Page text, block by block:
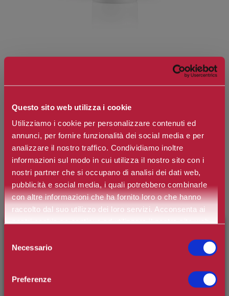
Questo sito web utilizza i cookie
Utilizziamo i cookie per personalizzare contenuti ed
annunci, per fornire funzionalità dei social media e per
analizzare il nostro traffico. Condividiamo inoltre
informazioni sul modo in cui utilizza il nostro sito con i
nostri partner che si occupano di analisi dei dati web,
pubblicità e social media, i quali potrebbero combinarle
con altre informazioni che ha fornito loro o che hanno
raccolto dal suo utilizzo dei loro servizi. Acconsenta ai
nostri cookie se continua ad utilizzare il nostro sito web.
delNecessario
Preferenze
Attivi Puri Maschera all'Argilla Acido
Art. n. 8015150003537
Disponibilità: Si
Contenuto *
e usufruisci dello
inserendo il codice